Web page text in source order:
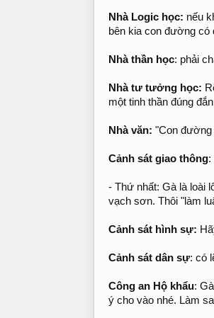
Nhà Logic học: nếu
bên kia con đường có
Nhà thần học: phải
Nhà tư tưởng học:
một tinh thần đúng
Nhà văn: "Con đường
Cảnh sát giao thông:
- Thứ nhất: Gà là loài
vạch sơn. Thôi "làm
Cảnh sát hình sự:
Cảnh sát dân sự: có
Công an Hộ khẩu:
ý cho vào nhé. Làm